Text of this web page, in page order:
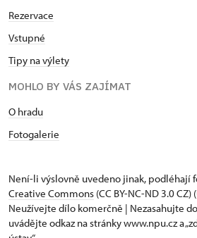
Rezervace
Vstupné
Tipy na výlety
MOHLO BY VÁS ZAJÍMAT
O hradu
Fotogalerie
Není-li výslovně uvedeno jinak, podléhají
Creative Commons (CC BY-NC-ND 3.0
Neužívejte dílo komerčně | Nezasahujte
uvádějte odkaz na stránky www.npu.cz a